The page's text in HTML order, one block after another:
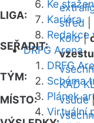
Ke
Kariéra
Redakce
DRFG Arena
DRFG
Schéma
Plánek
Virtuální
LIGA:
střed
SEŘADIT:
kolo|
TÝM:
KAD
MÍSTO:
všude